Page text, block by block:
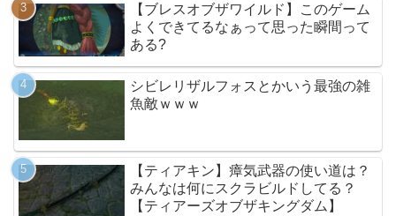
【ブレスオブザワイルド】このゲーム
よくできてるなぁって思った瞬間って
ある?
シビレリザルフォスとかいう最強の雑
魚敵ｗｗｗ
【ティアキン】瘴気武器の使い道は？
みんなは何にスクラビルドしてる？
【ティアーズオブザキングダム】